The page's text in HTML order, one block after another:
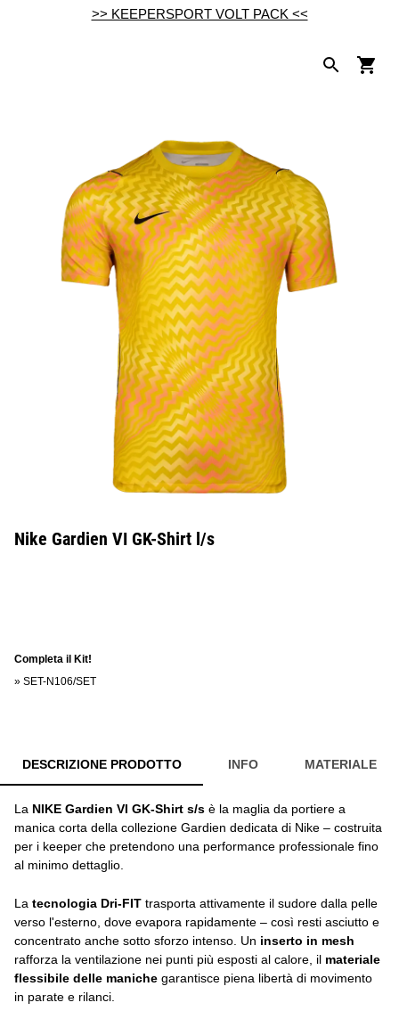
>> KEEPERSPORT VOLT PACK <<
Nike Gardien VI GK-Shirt l/s
Completa il Kit!
» SET-N106/SET
DESCRIZIONE PRODOTTO INFO MATERIALE
La NIKE Gardien VI GK-Shirt s/s è la maglia da portiere a
manica corta della collezione Gardien dedicata di Nike – costruita
per i keeper che pretendono una performance professionale fino
al minimo dettaglio.
La tecnologia Dri-FIT trasporta attivamente il sudore dalla pelle
verso l'esterno, dove evapora rapidamente – così resti asciutto e
concentrato anche sotto sforzo intenso. Un inserto in mesh
rafforza la ventilazione nei punti più esposti al calore, il materiale
flessibile delle maniche garantisce piena libertà di movimento
in parate e rilanci.